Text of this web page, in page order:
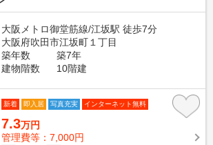
大阪メトロ御堂筋線/江坂駅 徒歩7分
大阪府吹田市江坂町１丁目
築年数
築7年
建物階数
10階建
新着 即入居 写真充実 インターネット無料
7.3万円
管理費等：7,000円